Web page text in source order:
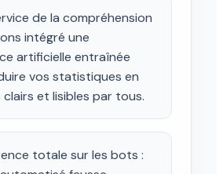
de la compréhension
intégré une
artificielle entraînée
vos statistiques en
et lisibles par tous.
totale sur les bots :